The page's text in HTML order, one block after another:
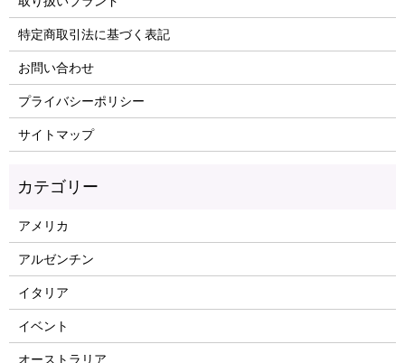
特定商取引法に基づく表記
お問い合わせ
プライバシーポリシー
サイトマップ
アメリカ
アルゼンチン
イタリア
イベント
オーストラリア